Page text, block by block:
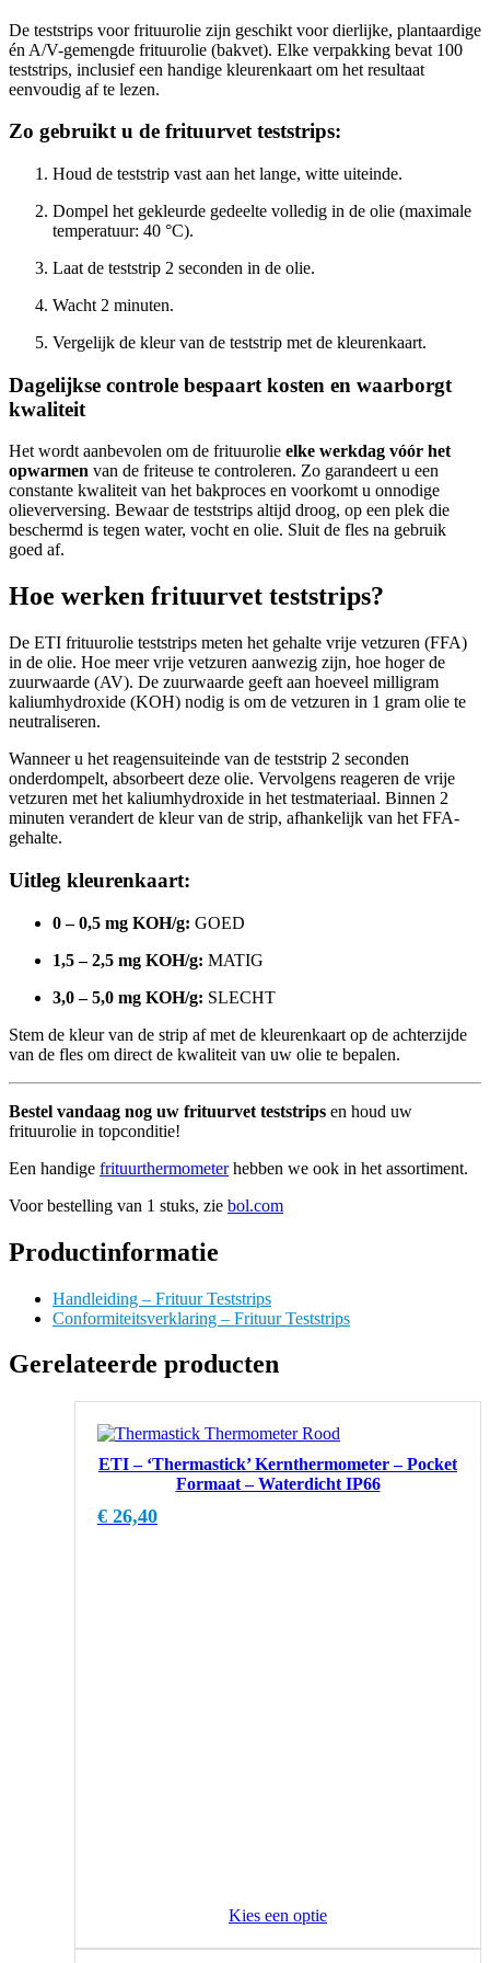
De teststrips voor frituurolie zijn geschikt voor dierlijke, plantaardige
én A/V-gemengde frituurolie (bakvet). Elke verpakking bevat 100
teststrips, inclusief een handige kleurenkaart om het resultaat
eenvoudig af te lezen.
Zo gebruikt u de frituurvet teststrips:
Houd de teststrip vast aan het lange, witte uiteinde.
Dompel het gekleurde gedeelte volledig in de olie (maximale
temperatuur: 40 °C).
Laat de teststrip 2 seconden in de olie.
Wacht 2 minuten.
Vergelijk de kleur van de teststrip met de kleurenkaart.
Dagelijkse controle bespaart kosten en waarborgt
kwaliteit
Het wordt aanbevolen om de frituurolie elke werkdag vóór het
opwarmen van de friteuse te controleren. Zo garandeert u een
constante kwaliteit van het bakproces en voorkomt u onnodige
olieverversing. Bewaar de teststrips altijd droog, op een plek die
beschermd is tegen water, vocht en olie. Sluit de fles na gebruik
goed af.
Hoe werken frituurvet teststrips?
De ETI frituurolie teststrips meten het gehalte vrije vetzuren (FFA)
in de olie. Hoe meer vrije vetzuren aanwezig zijn, hoe hoger de
zuurwaarde (AV). De zuurwaarde geeft aan hoeveel milligram
kaliumhydroxide (KOH) nodig is om de vetzuren in 1 gram olie te
neutraliseren.
Wanneer u het reagensuiteinde van de teststrip 2 seconden
onderdompelt, absorbeert deze olie. Vervolgens reageren de vrije
vetzuren met het kaliumhydroxide in het testmateriaal. Binnen 2
minuten verandert de kleur van de strip, afhankelijk van het FFA-
gehalte.
Uitleg kleurenkaart:
0 – 0,5 mg KOH/g: GOED
1,5 – 2,5 mg KOH/g: MATIG
3,0 – 5,0 mg KOH/g: SLECHT
Stem de kleur van de strip af met de kleurenkaart op de achterzijde
van de fles om direct de kwaliteit van uw olie te bepalen.
Bestel vandaag nog uw frituurvet teststrips en houd uw
frituurolie in topconditie!
Een handige frituurthermometerhebben we ook in het assortiment.
Voor bestelling van 1 stuks, zie bol.com
Productinformatie
Handleiding – Frituur Teststrips
Conformiteitsverklaring – Frituur Teststrips
Gerelateerde producten
ETI – ‘Thermastick’ Kernthermometer – Pocket
Formaat – Waterdicht IP66
€ 26,40
Kies een optie